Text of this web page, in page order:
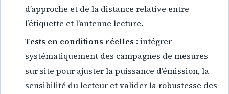
d’approche et de la distance relative entre
l’étiquette et l’antenne lecture.
Tests en conditions réelles : intégrer
systématiquement des campagnes de mesures
sur site pour ajuster la puissance d’émission, la
sensibilité du lecteur et valider la robustesse des